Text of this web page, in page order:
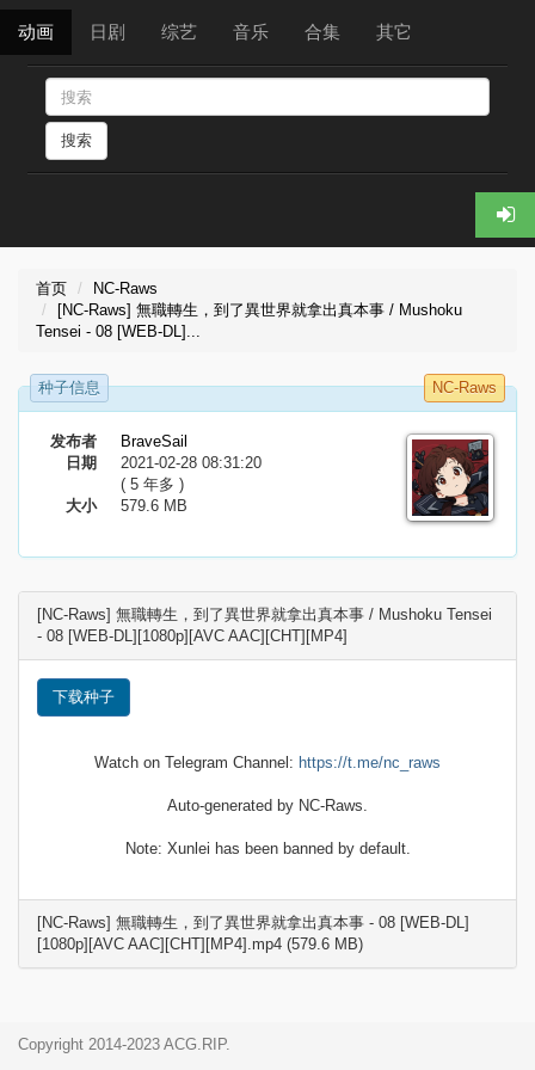
动画 日剧 综艺 音乐 合集 其它
搜索
首页
NC-Raws
[NC-Raws] 無職轉生，到了異世界就拿出真本事 / Mushoku
Tensei - 08 [WEB-DL]...
种子信息 NC-Raws
发布者
BraveSail
日期
2021-02-28 08:31:20
( 5 年多 )
大小
579.6 MB
[NC-Raws] 無職轉生，到了異世界就拿出真本事 / Mushoku Tensei
- 08 [WEB-DL][1080p][AVC AAC][CHT][MP4]
下载种子
Watch on Telegram Channel: https://t.me/nc_raws
Auto-generated by NC-Raws.
Note: Xunlei has been banned by default.
[NC-Raws] 無職轉生，到了異世界就拿出真本事 - 08 [WEB-DL]
[1080p][AVC AAC][CHT][MP4].mp4 (579.6 MB)
Copyright 2014-2023 ACG.RIP.